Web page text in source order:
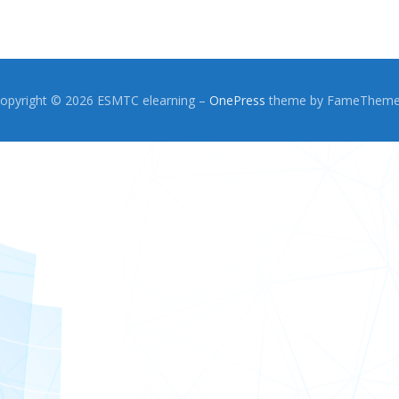
© 2026 ESMTC elearning – OnePress theme by